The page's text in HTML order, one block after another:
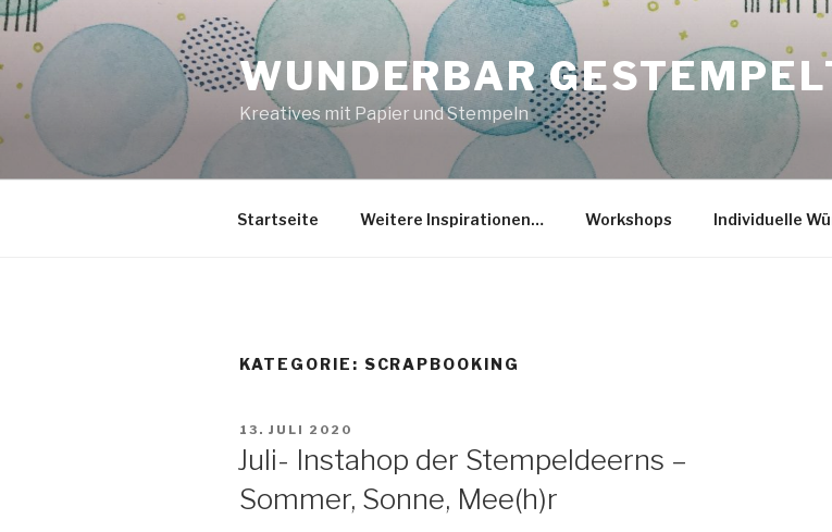
Zum
Inhalt
springen
WUNDERBAR
Kreatives mit Papier und Stempeln
Startseite Weitere Inspirationen… Workshops Individuelle
KATEGORIE: SCRAPBOOKING
VERÖFFENTLICHT
13. JULI 2020
Juli- Instahop der Stempeldeerns –
Sommer, Sonne, Mee(h)r